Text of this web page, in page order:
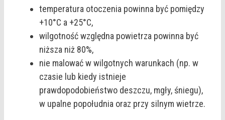
temperatura otoczenia powinna być pomiędzy
+10°C a +25°C,
wilgotność względna powietrza powinna być
niższa niż 80%,
nie malować w wilgotnych warunkach (np. w
czasie lub kiedy istnieje
prawdopodobieństwo deszczu, mgły, śniegu),
w upalne popołudnia oraz przy silnym wietrze.